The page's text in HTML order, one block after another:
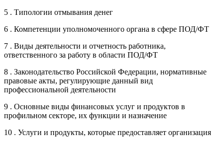
5 . Типологии отмывания денег
6 . Компетенции уполномоченного органа в сфере ПОД/ФТ
7 . Виды деятельности и отчетность работника,
ответственного за работу в области ПОД/ФТ
8 . Законодательство Российской Федерации, нормативные
правовые акты, регулирующие данный вид
профессиональной деятельности
9 . Основные виды финансовых услуг и продуктов в
профильном секторе, их функции и назначение
10 . Услуги и продукты, которые предоставляет организация